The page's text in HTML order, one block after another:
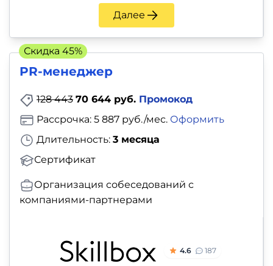
Далее
PR-менеджер
128 443 70 644 руб. Промокод
Длительность: 3 месяца
Сертификат
Рассрочка: 5 887 руб./мес. Оформить
Организация собеседований с
компаниями-партнерами
4.6 187
Скидка 45%